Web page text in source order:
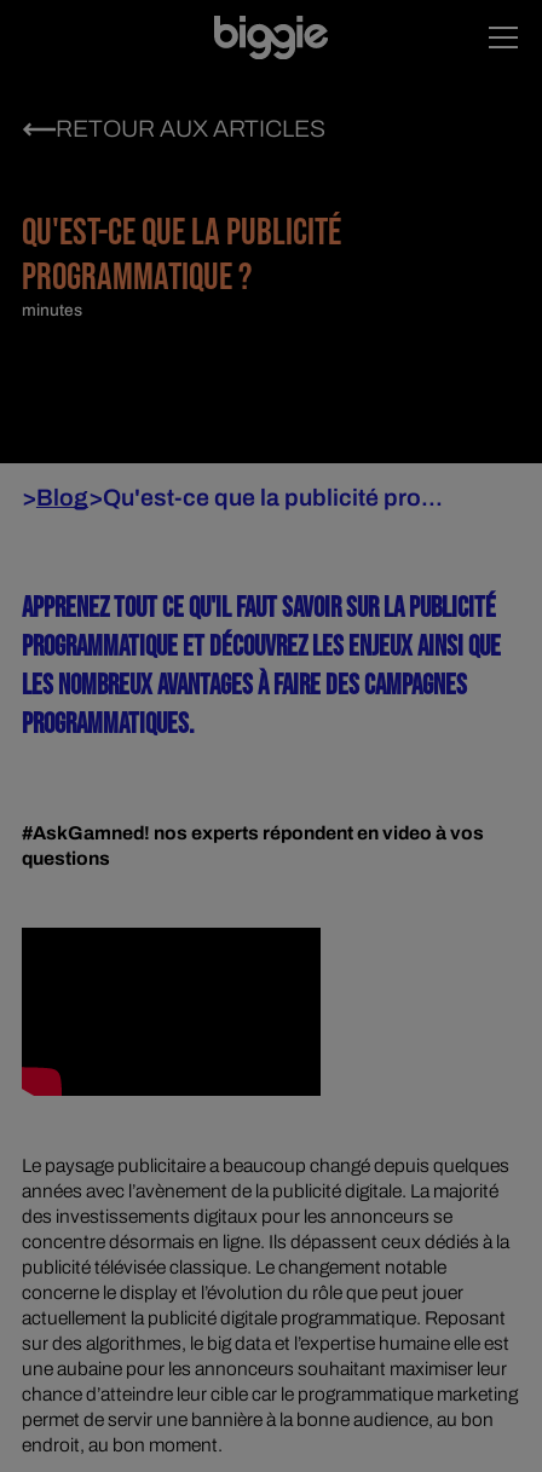
RETOUR AUX ARTICLES
QU'EST-CE QUE LA PUBLICITÉ
PROGRAMMATIQUE ?
minutes
>Blog>Qu'est-ce que la publicité pro...
APPRENEZ TOUT CE QU'IL FAUT SAVOIR SUR LA PUBLICITÉ
PROGRAMMATIQUE ET DÉCOUVREZ LES ENJEUX AINSI QUE
LES NOMBREUX AVANTAGES À FAIRE DES CAMPAGNES
PROGRAMMATIQUES.
#AskGamned! nos experts répondent en video à vos
questions
Le paysage publicitaire a beaucoup changé depuis quelques
années avec l’avènement de la publicité digitale. La majorité
des investissements digitaux pour les annonceurs se
concentre désormais en ligne. Ils dépassent ceux dédiés à la
publicité télévisée classique. Le changement notable
concerne le display et l’évolution du rôle que peut jouer
actuellement la publicité digitale programmatique. Reposant
sur des algorithmes, le big data et l’expertise humaine elle est
une aubaine pour les annonceurs souhaitant maximiser leur
chance d’atteindre leur cible car le programmatique marketing
permet de servir une bannière à la bonne audience, au bon
endroit, au bon moment.